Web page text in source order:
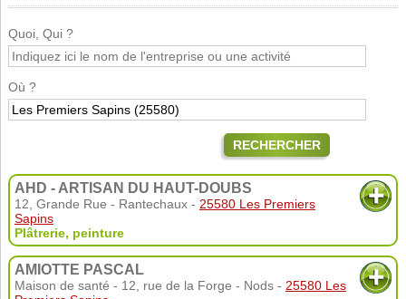
Quoi, Qui ?
Où ?
RECHERCHER
AHD - ARTISAN DU HAUT-DOUBS
12, Grande Rue - Rantechaux - 25580 Les Premiers
Sapins
Plâtrerie, peinture
AMIOTTE PASCAL
Maison de santé - 12, rue de la Forge - Nods - 25580 Les